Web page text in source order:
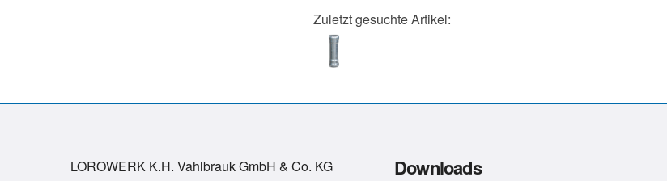
Zuletzt gesuchte Artikel:
LOROWERK K.H. Vahlbrauk GmbH & Co. KG Downloads